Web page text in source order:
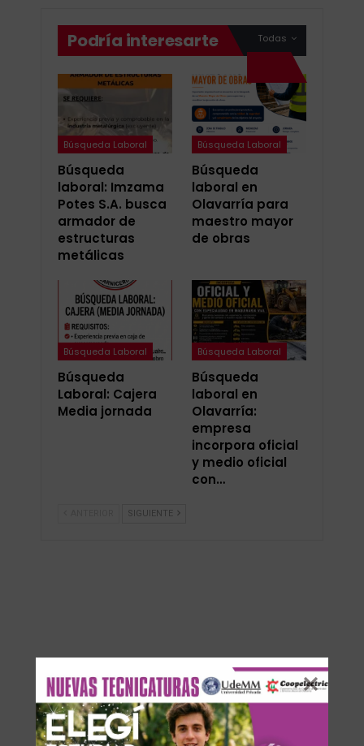
Todas
Podría interesarte
Búsqueda Laboral
Búsqueda
laboral: Imzama
Potes S.A. busca
armador de
estructuras
metálicas
Búsqueda Laboral
Búsqueda
laboral en
Olavarría para
maestro mayor
de obras
Búsqueda Laboral
Búsqueda
Laboral: Cajera
Media jornada
Búsqueda Laboral
Búsqueda
laboral en
Olavarría:
empresa
incorpora oficial
y medio oficial
con…
SIGUIENTE